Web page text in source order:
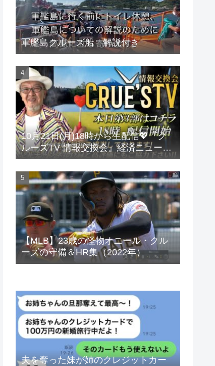
軍艦島クルーズ船 解説付き
10月21日(月)18時から生配信💖『ク
ルーズTV 情報交換会』経済ニュース
投資 株式市場 新NISA 投資信託 仮想
通貨 ビットコイン 不動産投資 為替
ベトナムドン イラクディナール
【MLB】23歳の怪物オニール・クル
ーズの守備＆HR集（2022年）
夫を奪った妹が姉のクレジットカー